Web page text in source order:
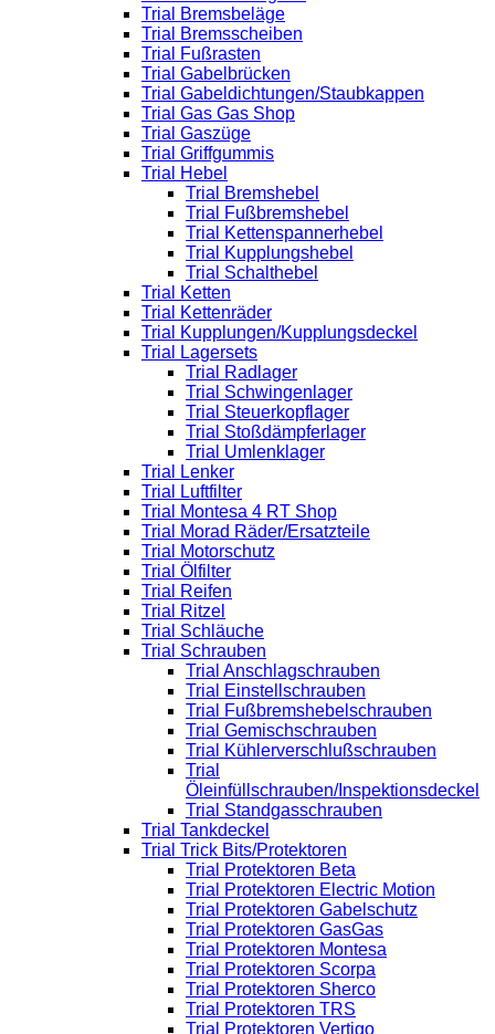
Trial Bremsbeläge
Trial Bremsscheiben
Trial Fußrasten
Trial Gabelbrücken
Trial Gabeldichtungen/Staubkappen
Trial Gas Gas Shop
Trial Gaszüge
Trial Griffgummis
Trial Hebel
Trial Bremshebel
Trial Fußbremshebel
Trial Kettenspannerhebel
Trial Kupplungshebel
Trial Schalthebel
Trial Ketten
Trial Kettenräder
Trial Kupplungen/Kupplungsdeckel
Trial Lagersets
Trial Radlager
Trial Schwingenlager
Trial Steuerkopflager
Trial Stoßdämpferlager
Trial Umlenklager
Trial Lenker
Trial Luftfilter
Trial Montesa 4 RT Shop
Trial Morad Räder/Ersatzteile
Trial Motorschutz
Trial Ölfilter
Trial Reifen
Trial Ritzel
Trial Schläuche
Trial Schrauben
Trial Anschlagschrauben
Trial Einstellschrauben
Trial Fußbremshebelschrauben
Trial Gemischschrauben
Trial Kühlerverschlußschrauben
Trial
Öleinfüllschrauben/Inspektionsdeckel
Trial Standgasschrauben
Trial Tankdeckel
Trial Trick Bits/Protektoren
Trial Protektoren Beta
Trial Protektoren Electric Motion
Trial Protektoren Gabelschutz
Trial Protektoren GasGas
Trial Protektoren Montesa
Trial Protektoren Scorpa
Trial Protektoren Sherco
Trial Protektoren TRS
Trial Protektoren Vertigo